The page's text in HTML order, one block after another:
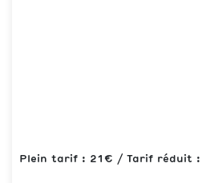
Plein tarif : 21€ / Tarif réduit :